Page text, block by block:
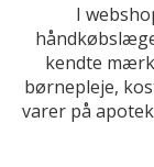
I
kendte
børnepleje,
varer på